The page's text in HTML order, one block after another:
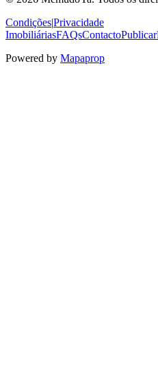
Condições|Privacidade
ImobiliáriasFAQsContactoPublicar
Powered by Mapaprop